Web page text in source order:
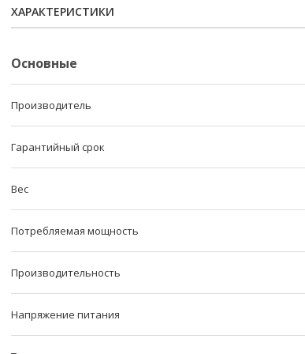
ХАРАКТЕРИСТИКИ
Основные
Производитель
Гарантийный срок
Вес
Потребляемая мощность
Производительность
Напряжение питания